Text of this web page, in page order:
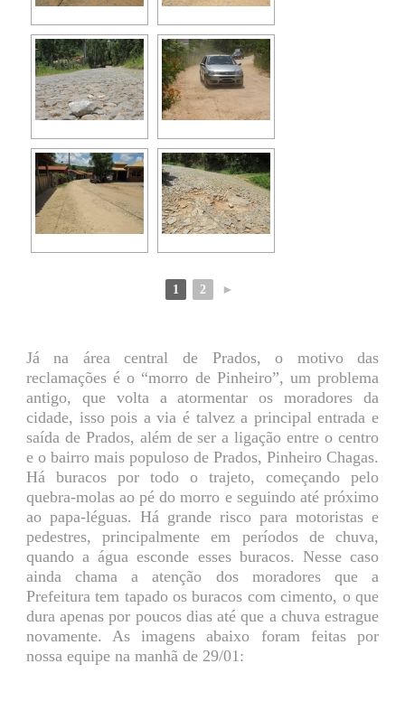
1 2 ►
Já na área central de Prados, o motivo das
reclamações é o “morro de Pinheiro”, um problema
antigo, que volta a atormentar os moradores da
cidade, isso pois a via é talvez a principal entrada e
saída de Prados, além de ser a ligação entre o centro
e o bairro mais populoso de Prados, Pinheiro Chagas.
Há buracos por todo o trajeto, começando pelo
quebra-molas ao pé do morro e seguindo até próximo
ao papa-léguas. Há grande risco para motoristas e
pedestres, principalmente em períodos de chuva,
quando a água esconde esses buracos. Nesse caso
ainda chama a atenção dos moradores que a
Prefeitura tem tapado os buracos com cimento, o que
dura apenas por poucos dias até que a chuva estrague
novamente. As imagens abaixo foram feitas por
nossa equipe na manhã de 29/01: